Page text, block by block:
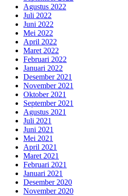
Agustus 2022
Juli 2022
Juni 2022
Mei 2022
April 2022
Maret 2022
Februari 2022
Januari 2022
Desember 2021
November 2021
Oktober 2021
September 2021
Agustus 2021
Juli 2021
Juni 2021
Mei 2021
April 2021
Maret 2021
Februari 2021
Januari 2021
Desember 2020
November 2020